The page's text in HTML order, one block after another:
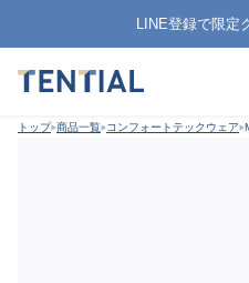
LINE登録で限定
トップ 商品一覧 コンフォートテックウェア